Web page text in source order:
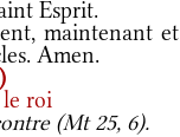
Esprit.
maintenant et
Amen.
roi
(Mt 25, 6).